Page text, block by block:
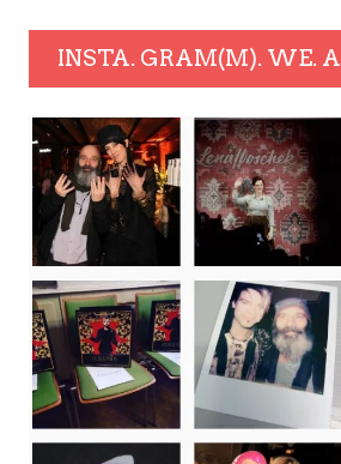
INSTA. GRAM(M). WE.